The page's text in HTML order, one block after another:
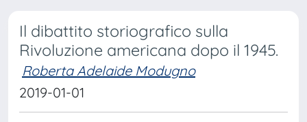
Il dibattito storiografico sulla
Rivoluzione americana dopo il 1945.
Roberta Adelaide Modugno
2019-01-01